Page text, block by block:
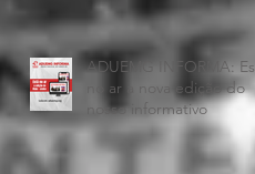
junho, será presencial
unidades.
ADUEMG INFORMA:
no ar a nova edição do
nosso informativo